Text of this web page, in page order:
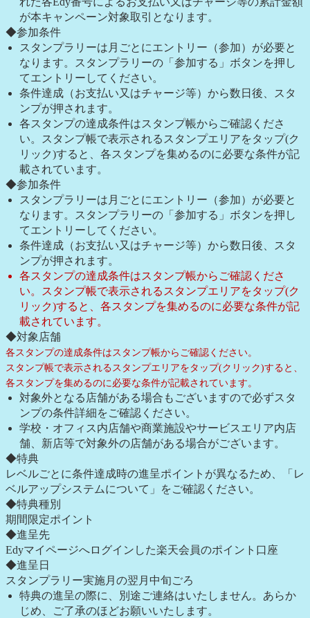
が本キャンペーン対象取引となります。
◆参加条件
スタンプラリーは月ごとにエントリー（参加）が必要と
なります。スタンプラリーの「参加する」ボタンを押し
てエントリーしてください。
条件達成（お支払い又はチャージ等）から数日後、スタ
ンプが押されます。
各スタンプの達成条件はスタンプ帳からご確認くださ
い。スタンプ帳で表示されるスタンプエリアをタップ(ク
リック)すると、各スタンプを集めるのに必要な条件が記
載されています。
◆参加条件
スタンプラリーは月ごとにエントリー（参加）が必要と
なります。スタンプラリーの「参加する」ボタンを押し
てエントリーしてください。
条件達成（お支払い又はチャージ等）から数日後、スタ
ンプが押されます。
各スタンプの達成条件はスタンプ帳からご確認くださ
い。スタンプ帳で表示されるスタンプエリアをタップ(ク
リック)すると、各スタンプを集めるのに必要な条件が記
載されています。
◆対象店舗
各スタンプの達成条件はスタンプ帳からご確認ください。
スタンプ帳で表示されるスタンプエリアをタップ(クリック)すると、
各スタンプを集めるのに必要な条件が記載されています。
対象外となる店舗がある場合もございますので必ずスタ
ンプの条件詳細をご確認ください。
学校・オフィス内店舗や商業施設やサービスエリア内店
舗、新店等で対象外の店舗がある場合がございます。
◆特典
レベルごとに条件達成時の進呈ポイントが異なるため、「レ
ベルアップシステムについて」をご確認ください。
◆特典種別
期間限定ポイント
◆進呈先
Edyマイページへログインした楽天会員のポイント口座
◆進呈日
スタンプラリー実施月の翌月中旬ごろ
特典の進呈の際に、別途ご連絡はいたしません。あらか
じめ、ご了承のほどお願いいたします。